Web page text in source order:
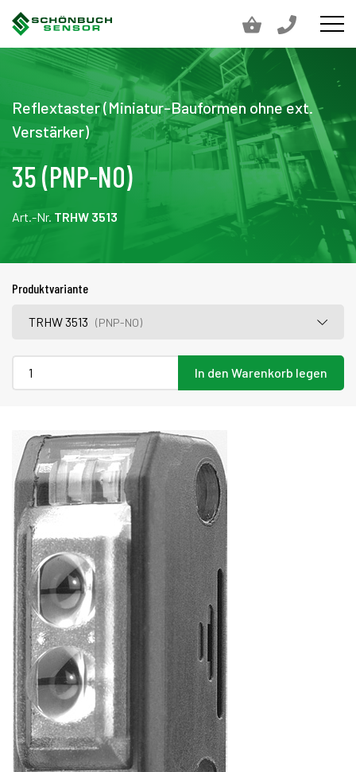
Reflextaster (Miniatur-Bauformen ohne ext.
Verstärker)
35 (PNP-NO)
Art.-Nr. TRHW 3513
Produktvariante
TRHW 3513(PNP-NO)
In den Warenkorb legen